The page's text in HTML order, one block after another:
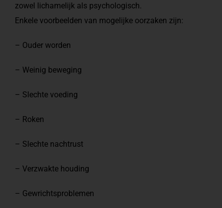
zowel lichamelijk als psychologisch.
Enkele voorbeelden van mogelijke oorzaken zijn:
– Ouder worden
– Weinig beweging
– Slechte voeding
– Roken
– Slechte nachtrust
– Verzwakte houding
– Gewrichtsproblemen